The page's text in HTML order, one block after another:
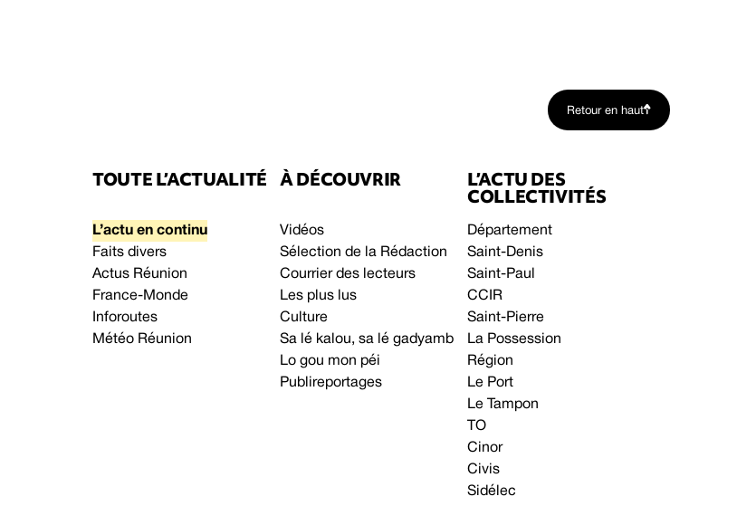
Retour en haut
TOUTE L’ACTUALITÉ
L’actu en continu
Faits divers
Actus Réunion
France-Monde
Inforoutes
Météo Réunion
À DÉCOUVRIR
Vidéos
Sélection de la Rédaction
Courrier des lecteurs
Les plus lus
Culture
Sa lé kalou, sa lé gadyamb
Lo gou mon péi
Publireportages
L’ACTU DES
COLLECTIVITÉS
Département
Saint-Denis
Saint-Paul
CCIR
Saint-Pierre
La Possession
Région
Le Port
Le Tampon
TO
Cinor
Civis
Sidélec